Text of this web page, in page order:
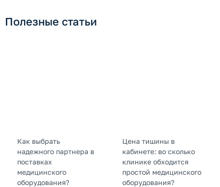
Полезные статьи
Как выбрать
надежного партнера в
поставках
медицинского
оборудования?
Цена тишины в
кабинете: во сколько
клинике обходится
простой медицинского
оборудования?